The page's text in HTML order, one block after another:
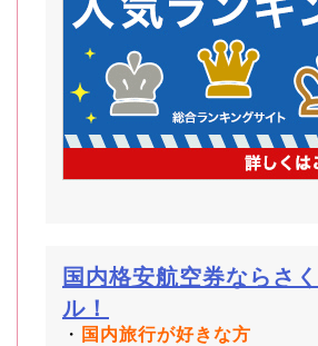
国内格安航空券ならさ
ル！
・ 国内旅行が好きな方